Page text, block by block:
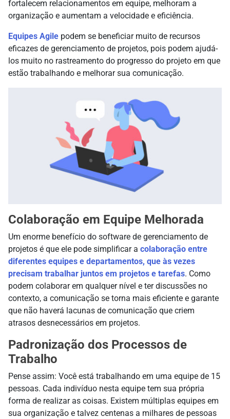
fortalecem relacionamentos em equipe, melhoram a
organização e aumentam a velocidade e eficiência.
Equipes Agile podem se beneficiar muito de recursos
eficazes de gerenciamento de projetos, pois podem ajudá-
los muito no rastreamento do progresso do projeto em que
estão trabalhando e melhorar sua comunicação.
Colaboração em Equipe Melhorada
Um enorme benefício do software de gerenciamento de
projetos é que ele pode simplificar a colaboração entre
diferentes equipes e departamentos, que às vezes
precisam trabalhar juntos em projetos e tarefas. Como
podem colaborar em qualquer nível e ter discussões no
contexto, a comunicação se torna mais eficiente e garante
que não haverá lacunas de comunicação que criem
atrasos desnecessários em projetos.
Padronização dos Processos de
Trabalho
Pense assim: Você está trabalhando em uma equipe de 15
pessoas. Cada indivíduo nesta equipe tem sua própria
forma de realizar as coisas. Existem múltiplas equipes em
sua organização e talvez centenas a milhares de pessoas